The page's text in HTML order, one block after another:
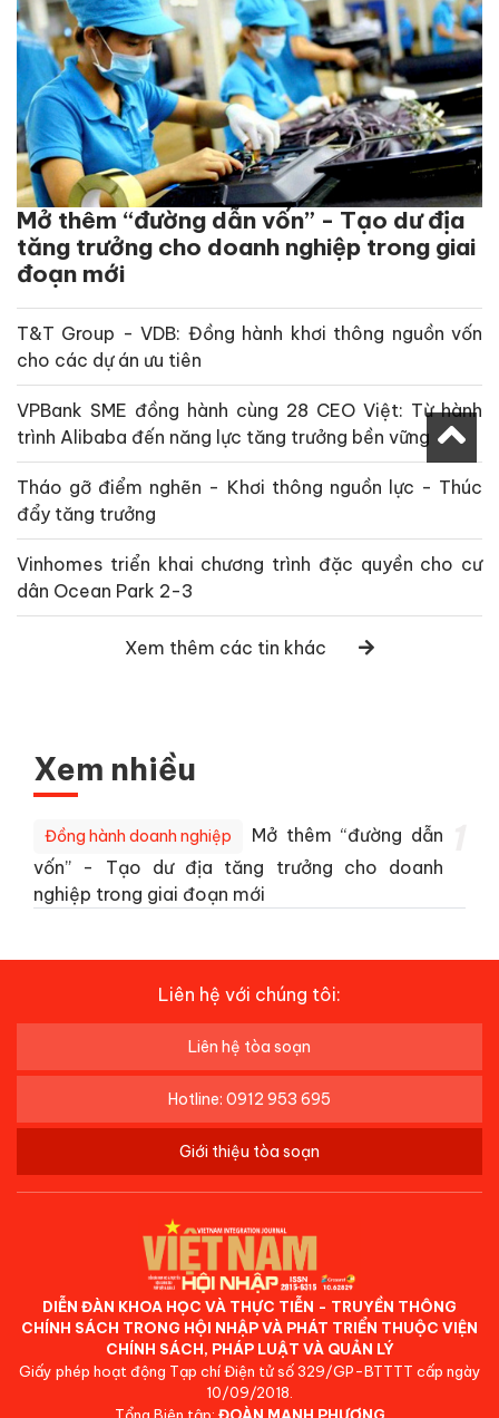
Mở thêm “đường dẫn vốn” - Tạo dư địa
tăng trưởng cho doanh nghiệp trong giai
đoạn mới
T&T Group - VDB: Đồng hành khơi thông nguồn vốn
cho các dự án ưu tiên
VPBank SME đồng hành cùng 28 CEO Việt: Từ hành
trình Alibaba đến năng lực tăng trưởng bền vững
Tháo gỡ điểm nghẽn - Khơi thông nguồn lực - Thúc
đẩy tăng trưởng
Vinhomes triển khai chương trình đặc quyền cho cư
dân Ocean Park 2-3
Xem thêm các tin khác
Xem nhiều
Đồng hành doanh nghiệp
Mở thêm “đường dẫn
vốn” - Tạo dư địa tăng trưởng cho doanh
nghiệp trong giai đoạn mới
Liên hệ với chúng tôi:
Liên hệ tòa soạn
Hotline: 0912 953 695
Giới thiệu tòa soạn
DIỄN ĐÀN KHOA HỌC VÀ THỰC TIỄN - TRUYỀN THÔNG
CHÍNH SÁCH TRONG HỘI NHẬP VÀ PHÁT TRIỂN THUỘC VIỆN
CHÍNH SÁCH, PHÁP LUẬT VÀ QUẢN LÝ
Giấy phép hoạt động Tạp chí Điện tử số 329/GP-BTTTT cấp ngày
10/09/2018.